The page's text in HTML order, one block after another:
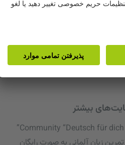
بیشتر
Community “Deutsch für dich”